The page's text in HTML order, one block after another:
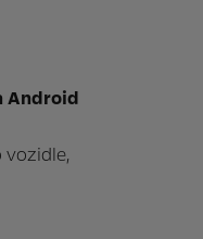
Android